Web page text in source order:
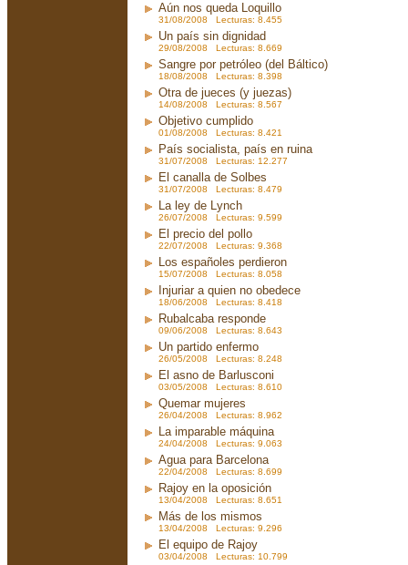
Aún nos queda Loquillo
31/08/2008 Lecturas: 8.455
Un país sin dignidad
29/08/2008 Lecturas: 8.669
Sangre por petróleo (del Báltico)
18/08/2008 Lecturas: 8.398
Otra de jueces (y juezas)
14/08/2008 Lecturas: 8.567
Objetivo cumplido
01/08/2008 Lecturas: 8.421
País socialista, país en ruina
31/07/2008 Lecturas: 12.277
El canalla de Solbes
31/07/2008 Lecturas: 8.479
La ley de Lynch
26/07/2008 Lecturas: 9.599
El precio del pollo
22/07/2008 Lecturas: 9.368
Los españoles perdieron
15/07/2008 Lecturas: 8.058
Injuriar a quien no obedece
18/06/2008 Lecturas: 8.418
Rubalcaba responde
09/06/2008 Lecturas: 8.643
Un partido enfermo
26/05/2008 Lecturas: 8.248
El asno de Barlusconi
03/05/2008 Lecturas: 8.610
Quemar mujeres
26/04/2008 Lecturas: 8.962
La imparable máquina
24/04/2008 Lecturas: 9.063
Agua para Barcelona
22/04/2008 Lecturas: 8.699
Rajoy en la oposición
13/04/2008 Lecturas: 8.651
Más de los mismos
13/04/2008 Lecturas: 9.296
El equipo de Rajoy
03/04/2008 Lecturas: 10.799